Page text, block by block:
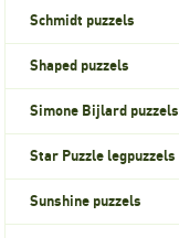
Schmidt puzzels
Shaped puzzels
Simone Bijlard puzzels
Star Puzzle legpuzzels
Sunshine puzzels